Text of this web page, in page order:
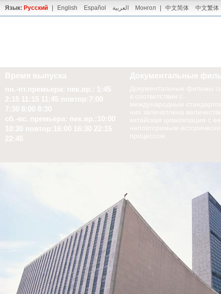
Язык: Русский English Español العربية Монгол 中文简体 中文繁体
Время выпуска
пн.-пт.премьера: пек.вр.: 1:45
2:15 11:15 11:45 повтор:7:00
7:30 8:00 8:30
сб.-вс. премьера: пек.вр.:10:00
10:30 повтор:16:00 16:30 22:15
22:45
Документальные
Документальные фильмы
в соответствии с
международным
них запечатлена
китайская цивилизация с ее
неповторимым
процессом.